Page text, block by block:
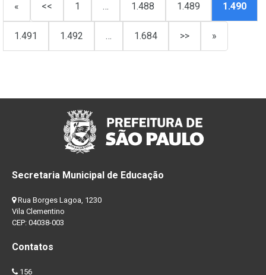
« << 1 … 1.488 1.489 1.490
1.491 1.492 … 1.684 >> »
Secretaria Municipal de Educação
Rua Borges Lagoa, 1230
Vila Clementino
CEP: 04038-003
Contatos
156